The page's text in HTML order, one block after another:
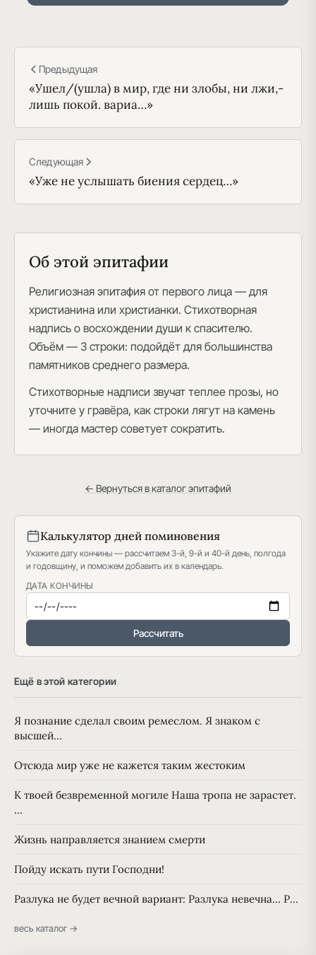
Предыдущая
«Ушел/(ушла) в мир, где ни злобы, ни лжи,-
лишь покой. вариа…»
Следующая
«Уже не услышать биения сердец…»
Об этой эпитафии
Религиозная эпитафия от первого лица — для
христианина или христианки. Стихотворная
надпись о восхождении души к спасителю.
Объём — 3 строки: подойдёт для большинства
памятников среднего размера.
Стихотворные надписи звучат теплее прозы, но
уточните у гравёра, как строки лягут на камень
— иногда мастер советует сократить.
← Вернуться в каталог эпитафий
Калькулятор дней поминовения
Укажите дату кончины — рассчитаем 3-й, 9-й и 40-й день, полгода
и годовщину, и поможем добавить их в календарь.
ДАТА КОНЧИНЫ
Рассчитать
Ещё в этой категории
Я познание сделал своим ремеслом. Я знаком с
высшей…
Отсюда мир уже не кажется таким жестоким
К твоей безвременной могиле Наша тропа не зарастет.
…
Жизнь направляется знанием смерти
Пойду искать пути Господни!
Разлука не будет вечной вариант: Разлука невечна… Р…
весь каталог →